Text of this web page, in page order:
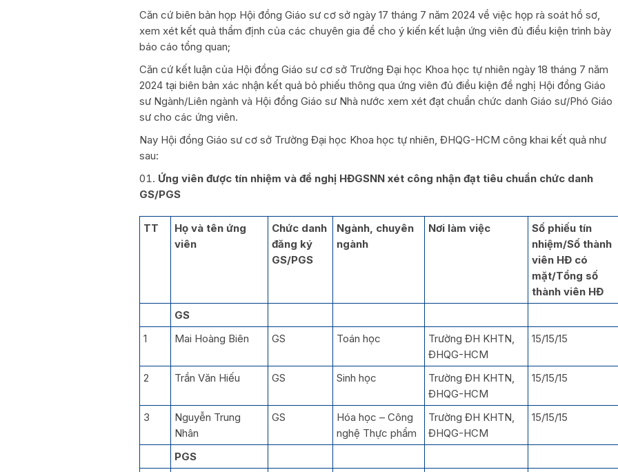
Căn cứ biên bản họp Hội đồng Giáo sư cơ sở ngày 17 tháng 7 năm 2024 về việc họp rà soát hồ sơ,
xem xét kết quả thẩm định của các chuyên gia để cho ý kiến kết luận ứng viên đủ điều kiện trình bày
báo cáo tổng quan;
Căn cứ kết luận của Hội đồng Giáo sư cơ sở Trường Đại học Khoa học tự nhiên ngày 18 tháng 7 năm
2024 tại biên bản xác nhận kết quả bỏ phiếu thông qua ứng viên đủ điều kiện đề nghị Hội đồng Giáo
sư Ngành/Liên ngành và Hội đồng Giáo sư Nhà nước xem xét đạt chuẩn chức danh Giáo sư/Phó Giáo
sư cho các ứng viên.
Nay Hội đồng Giáo sư cơ sở Trường Đại học Khoa học tự nhiên, ĐHQG-HCM công khai kết quả như
sau:
Ứng viên được tín nhiệm và đề nghị HĐGSNN xét công nhận đạt tiêu chuẩn chức danh
GS/PGS
TT
Họ và tên ứng
viên
Chức danh
đăng ký
GS/PGS
Ngành, chuyên
ngành
Nơi làm việc
Số phiếu tín
nhiệm/Số thành
viên HĐ có
mặt/Tổng số
thành viên HĐ
GS
1
Mai Hoàng Biên GS Toán học
Trường ĐH KHTN,
ĐHQG-HCM
15/15/15
2 Trần Văn Hiếu GS Sinh học
Trường ĐH KHTN,
ĐHQG-HCM
15/15/15
3
Nguyễn Trung
Nhân
GS
Hóa học – Công
nghệ Thực phẩm
Trường ĐH KHTN,
ĐHQG-HCM
15/15/15
PGS